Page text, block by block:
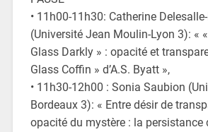
• 11h00-11h30: Catherine
(Université Jean Moulin-Lyon 3): «
Glass Darkly » : opacité et
Glass Coffin » d’A.S. Byatt »,
• 11h30-12h00 : Sonia Saubion
Bordeaux 3): « Entre désir de
opacité du mystère : la persistance